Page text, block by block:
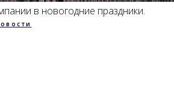
в новогодние праздники.